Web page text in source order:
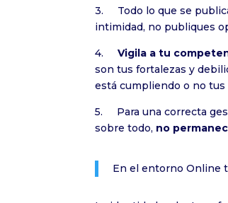
3. Todo lo que se
intimidad, no publiques
4. Vigila a tu
son tus fortalezas y
está cumpliendo o no tus
5. Para una correcta
sobre todo, no
En el entorno Online